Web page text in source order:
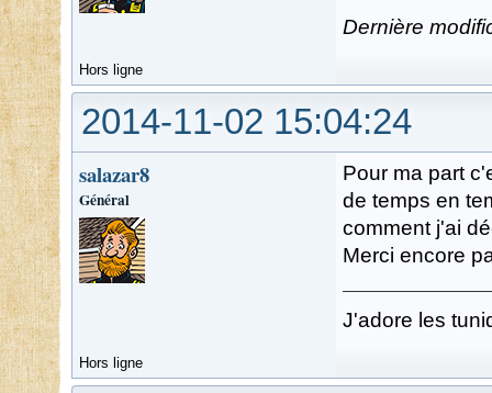
Dernière
Hors ligne
2014-11-02 15:04:24
salazar8
Général
Pour ma part
de temps en
comment j'ai
Merci encore
J'adore les
Hors ligne